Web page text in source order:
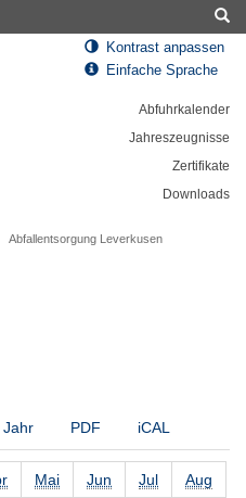
Kontrast anpassen
Einfache Sprache
Abfuhrkalender
Jahreszeugnisse
Zertifikate
Downloads
Abfallentsorgung Leverkusen
Jahr PDF iCAL
Mai Jun Jul Aug